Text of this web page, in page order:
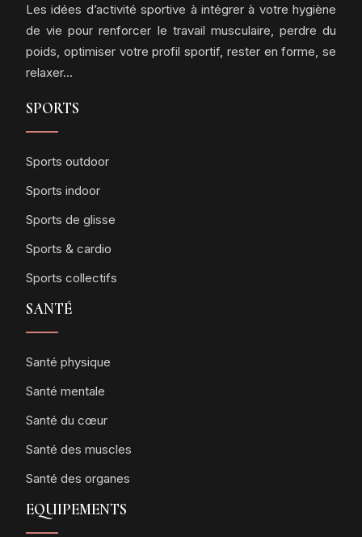
Les idées d’activité sportive à intégrer à votre hygiène
de vie pour renforcer le travail musculaire, perdre du
poids, optimiser votre profil sportif, rester en forme, se
relaxer…
SPORTS
Sports outdoor
Sports indoor
Sports de glisse
Sports & cardio
Sports collectifs
SANTÉ
Santé physique
Santé mentale
Santé du cœur
Santé des muscles
Santé des organes
EQUIPEMENTS